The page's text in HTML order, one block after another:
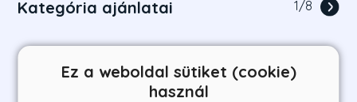
Kategória ajánlatai 1/8
Ez a weboldal sütiket (cookie)
használ